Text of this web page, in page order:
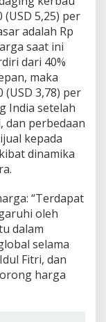
(USD 5,25) per
adalah Rp
saat ini
dari 40%
maka
(USD 3,78) per
India setelah
dan perbedaan
kepada
dinamika
“Terdapat
oleh
dalam
selama
Fitri, dan
harga